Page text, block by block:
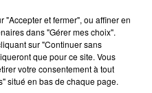
prendra une pause après
"Accepter et fermer", ou affiner en
dans "Gérer mes choix".
sur "Continuer sans
que pour ce site. Vous
votre consentement à tout
situé en bas de chaque page.